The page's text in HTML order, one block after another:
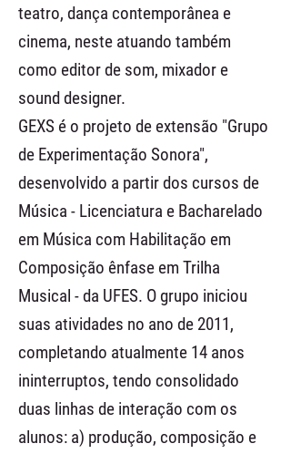
teatro, dança contemporânea e
cinema, neste atuando também
como editor de som, mixador e
sound designer.
GEXS é o projeto de extensão "Grupo
de Experimentação Sonora",
desenvolvido a partir dos cursos de
Música - Licenciatura e Bacharelado
em Música com Habilitação em
Composição ênfase em Trilha
Musical - da UFES. O grupo iniciou
suas atividades no ano de 2011,
completando atualmente 14 anos
ininterruptos, tendo consolidado
duas linhas de interação com os
alunos: a) produção, composição e